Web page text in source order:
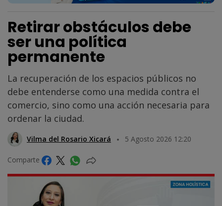
Retirar obstáculos debe
ser una política
permanente
La recuperación de los espacios públicos no
debe entenderse como una medida contra el
comercio, sino como una acción necesaria para
ordenar la ciudad.
Vilma del Rosario Xicará 5 Agosto 2026 12:20
Comparte